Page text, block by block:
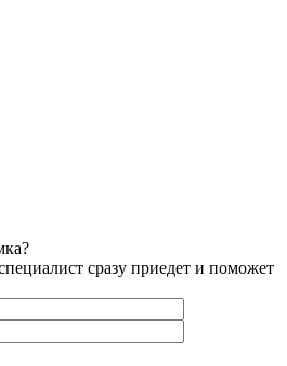
сразу приедет и поможет